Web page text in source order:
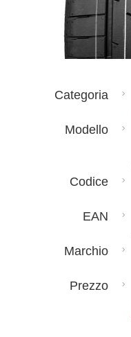
Categoria
Modello
Codice
EAN
Marchio
Prezzo